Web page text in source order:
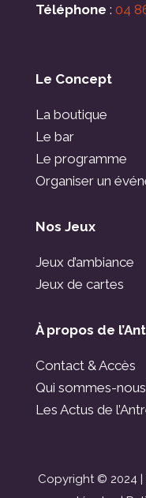
Téléphone : 04
Le Concept
La boutique
Le bar
Le programme
Organiser un
Nos Jeux
Jeux d’ambiance
Jeux de cartes
À propos de
Contact & Accès
Qui sommes-
Les Actus de
Copyright © 2024 |